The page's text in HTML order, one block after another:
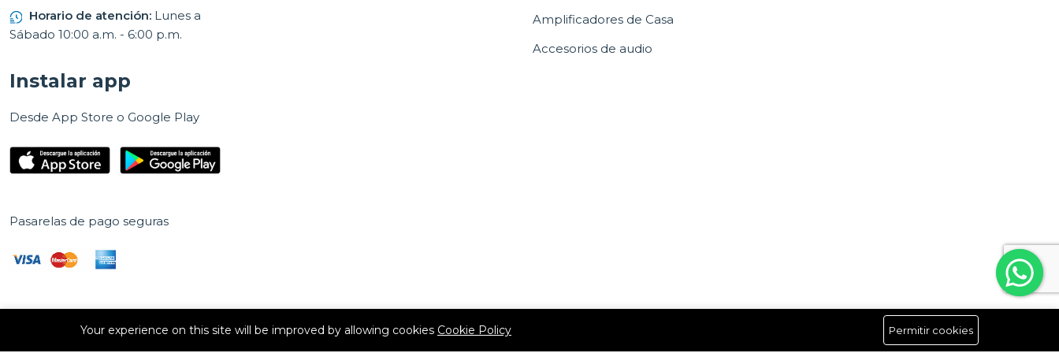
Horario de atención: Lunes a
Sábado 10:00 a.m. - 6:00 p.m.
Amplificadores de Casa
Accesorios de audio
Instalar app
Desde App Store o Google Play
Pasarelas de pago seguras
Síguenos
Your experience on this site will be improved by allowing cookies Cookie Policy Permitir cookies